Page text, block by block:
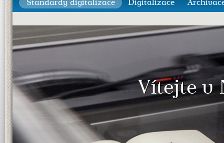
Standardy digitalizace Digitalizace
Vítejte v